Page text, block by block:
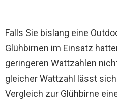
Falls Sie bislang eine
Glühbirnen im Einsatz
geringeren Wattzahlen
gleicher Wattzahl lässt
Vergleich zur Glühbirne